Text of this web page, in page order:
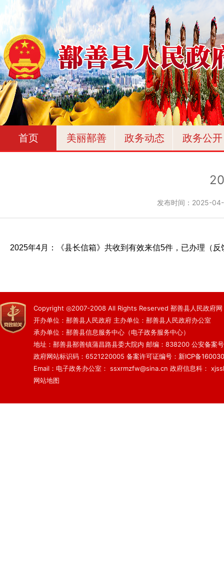
首页 美丽鄯善 政务动态 政务公开
发布时间： 2025-
2025年4月：《县长信箱》共收到有效来信5件，已办理（反
Copyright ◎2007-2008 All Rights Reserved 鄯善县人民政府网
开办单位：鄯善县人民政府 主办单位：鄯善县人民政府办公室
承办单位：鄯善县信息服务中心（电子政务服务中心）
地址：鄯善县鄯善镇蒲昌路县委大院内 邮编：838200 公安备案
政府网站标识码：6521220005 备案许可证编号：新ICP备
Email：电子政务办公室： ssxrmzfw@sina.cn 政府信息科：
网站地图